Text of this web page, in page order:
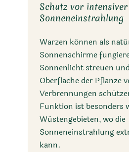
Schutz vor intensiver
Sonneneinstrahlung
Warzen können als
Sonnenschirme
Sonnenlicht streuen
Oberfläche der Pflanze
Verbrennungen
Funktion ist besonders
Wüstengebieten, wo die
Sonneneinstrahlung
kann.